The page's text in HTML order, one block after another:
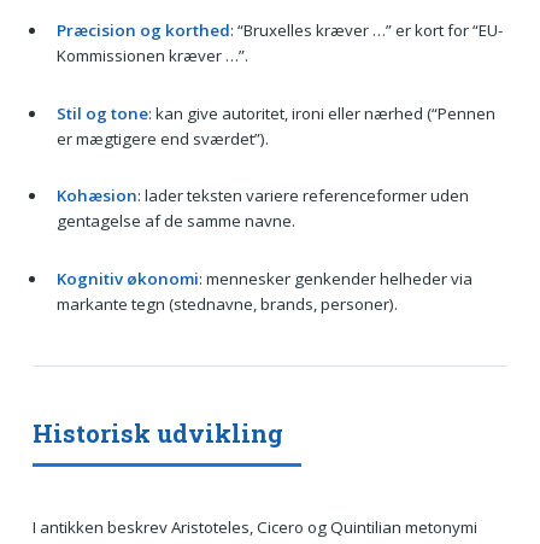
Præcision og korthed: “Bruxelles kræver …” er kort for “EU-
Kommissionen kræver …”.
Stil og tone: kan give autoritet, ironi eller nærhed (“Pennen
er mægtigere end sværdet”).
Kohæsion: lader teksten variere referenceformer uden
gentagelse af de samme navne.
Kognitiv økonomi: mennesker genkender helheder via
markante tegn (stednavne, brands, personer).
Historisk udvikling
I antikken beskrev Aristoteles, Cicero og Quintilian metonymi